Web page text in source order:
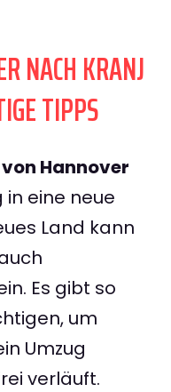
NACH KRANJ
TIPPS
Hannover
in eine neue
Land kann
Es gibt so
um
Umzug
verläuft.